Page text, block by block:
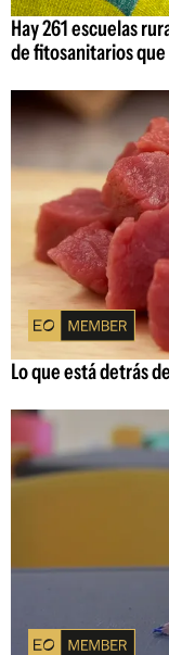
Hay 261 escuelas
de fitosanitarios
Lo que está detrás